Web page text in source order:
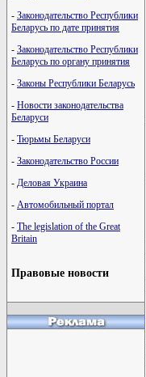
- Законодательство Республики
Беларусь по дате принятия
- Законодательство Республики
Беларусь по органу принятия
- Законы Республики Беларусь
- Новости законодательства
Беларуси
- Тюрьмы Беларуси
- Законодательство России
- Деловая Украина
- Автомобильный портал
- The legislation of the Great
Britain
Правовые новости